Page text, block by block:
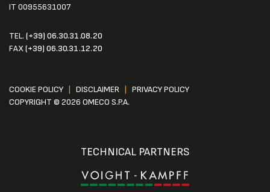
IT 00955631007
TEL. (+39) 06.30.31.08.20
FAX(+39) 06.30.31.12.20
COOKIE POLICY DISCLAIMER
PRIVACY POLICY
COPYRIGHT © 2026 OMECO S.P.A.
TECHNICAL PARTNERS